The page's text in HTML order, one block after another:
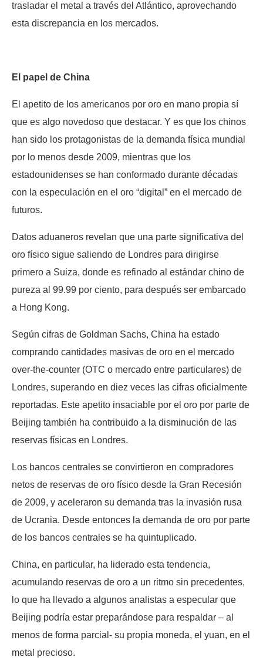
trasladar el metal a través del Atlántico, aprovechando
esta discrepancia en los mercados.
El papel de China
El apetito de los americanos por oro en mano propia sí
que es algo novedoso que destacar. Y es que los chinos
han sido los protagonistas de la demanda física mundial
por lo menos desde 2009, mientras que los
estadounidenses se han conformado durante décadas
con la especulación en el oro “digital” en el mercado de
futuros.
Datos aduaneros revelan que una parte significativa del
oro físico sigue saliendo de Londres para dirigirse
primero a Suiza, donde es refinado al estándar chino de
pureza al 99.99 por ciento, para después ser embarcado
a Hong Kong.
Según cifras de Goldman Sachs, China ha estado
comprando cantidades masivas de oro en el mercado
over-the-counter (OTC o mercado entre particulares) de
Londres, superando en diez veces las cifras oficialmente
reportadas. Este apetito insaciable por el oro por parte de
Beijing también ha contribuido a la disminución de las
reservas físicas en Londres.
Los bancos centrales se convirtieron en compradores
netos de reservas de oro físico desde la Gran Recesión
de 2009, y aceleraron su demanda tras la invasión rusa
de Ucrania. Desde entonces la demanda de oro por parte
de los bancos centrales se ha quintuplicado.
China, en particular, ha liderado esta tendencia,
acumulando reservas de oro a un ritmo sin precedentes,
lo que ha llevado a algunos analistas a especular que
Beijing podría estar preparándose para respaldar – al
menos de forma parcial- su propia moneda, el yuan, en el
metal precioso.